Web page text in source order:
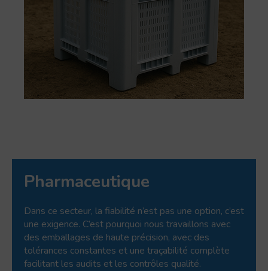
Pharmaceutique
Dans ce secteur, la fiabilité n’est pas une option, c’est
une exigence. C’est pourquoi nous travaillons avec
des emballages de haute précision, avec des
tolérances constantes et une traçabilité complète
facilitant les audits et les contrôles qualité.